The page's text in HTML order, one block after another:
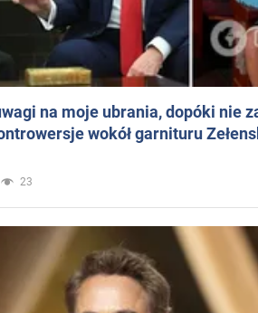
na moje ubrania, dopóki nie
wokół garnituru
23